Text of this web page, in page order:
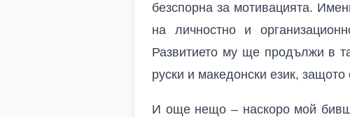
безспорна за мотивацията.
на личностно и
Развитието му ще продължи в
руски и македонски език,
И още нещо – наскоро мой бивш